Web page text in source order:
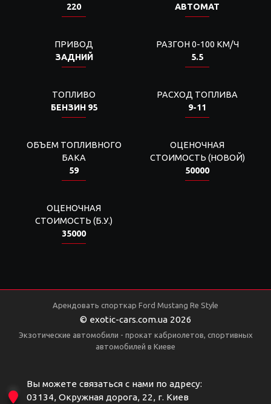
220
АВТОМАТ
ПРИВОД
ЗАДНИЙ
РАЗГОН 0-100 КМ/Ч
5.5
ТОПЛИВО
БЕНЗИН 95
РАСХОД ТОПЛИВА
9-11
ОБЪЕМ ТОПЛИВНОГО
БАКА
59
ОЦЕНОЧНАЯ
СТОИМОСТЬ (НОВОЙ)
50000
ОЦЕНОЧНАЯ
СТОИМОСТЬ (Б.У.)
35000
Арендовать спорткар Ford Mustang Re Style
© exotic-cars.com.ua 2026
Экзотические автомобили - прокат кабриолетов, спортивных
автомобилей в Киеве
Вы можете связаться с нами по адресу:
03134, Окружная дорога, 22, г. Киев